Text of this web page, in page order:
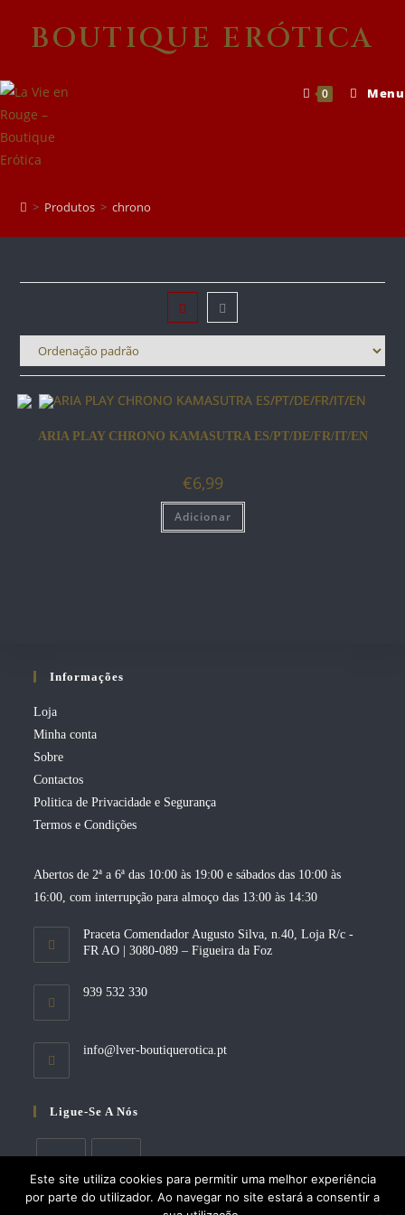
BOUTIQUE ERÓTICA
0 Menu
> Produtos > chrono
ARIA PLAY CHRONO KAMASUTRA ES/PT/DE/FR/IT/EN
€6,99
Adicionar
Informações
Loja
Minha conta
Sobre
Contactos
Politica de Privacidade e Segurança
Termos e Condições
Abertos de 2ª a 6ª das 10:00 às 19:00 e sábados das 10:00 às
16:00, com interrupção para almoço das 13:00 às 14:30
Praceta Comendador Augusto Silva, n.40, Loja R/c -
FR AO | 3080-089 – Figueira da Foz
939 532 330
info@lver-boutiquerotica.ptOpens
Ligue-Se A Nós
Opens
Opens
Este site utiliza cookies para permitir uma melhor experiência
por parte do utilizador. Ao navegar no site estará a consentir a